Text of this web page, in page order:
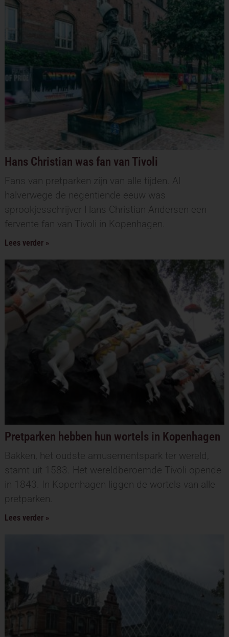
Hans Christian was fan van Tivoli
Fans van pretparken zijn van alle tijden. Al
halverwege de negentiende eeuw was
sprookjesschrijver Hans Christian Andersen een
fervente fan van Tivoli in Kopenhagen.
Lees verder »
Pretparken hebben hun wortels in Kopenhagen
Bakken, het oudste amusementspark ter wereld,
stamt uit 1583. Het wereldberoemde Tivoli opende
in 1843. In Kopenhagen liggen de wortels van alle
pretparken.
Lees verder »